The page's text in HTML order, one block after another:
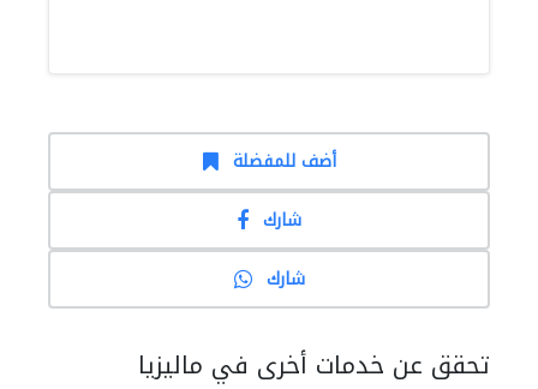
أضف للمفضلة
شارك
شارك
تحقق عن خدمات أخرى في ماليزيا